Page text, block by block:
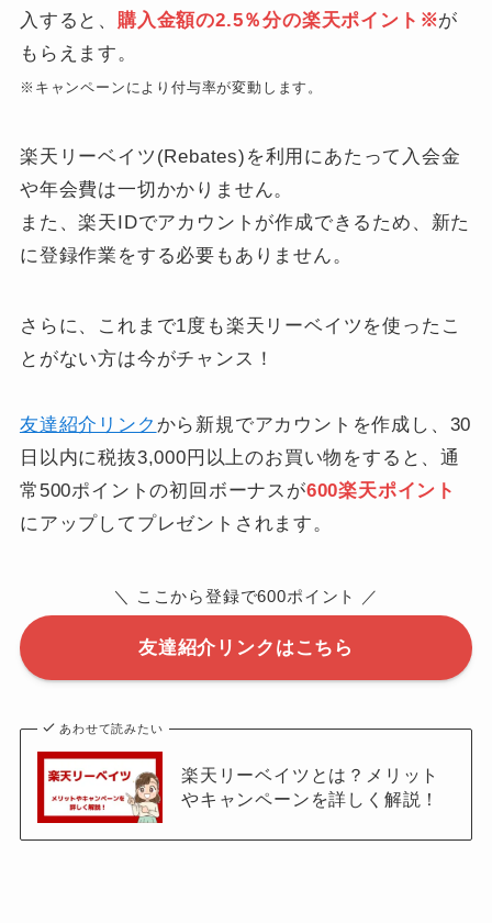
入すると、 購入金額の2.5％分の楽天ポイント※が
もらえます。
※キャンペーンにより付与率が変動します。
楽天リーベイツ(Rebates)を利用にあたって入会金
や年会費は一切かかりません。
また、楽天IDでアカウントが作成できるため、新た
に登録作業をする必要もありません。
さらに、これまで1度も楽天リーベイツを使ったこ
とがない方は今がチャンス！
友達紹介リンク から新規でアカウントを作成し、30
日以内に税抜3,000円以上のお買い物をすると、通
常500ポイントの初回ボーナスが600楽天ポイント
にアップしてプレゼントされます。
＼ ここから登録で600ポイント ／
友達紹介リンクはこちら
あわせて読みたい
楽天リーベイツとは？メリット
やキャンペーンを詳しく解説！